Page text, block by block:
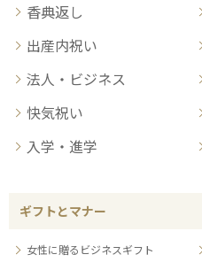
香典返し
出産内祝い
法人・ビジネス
快気祝い
入学・進学
ギフトとマナー
女性に贈るビジネスギフト